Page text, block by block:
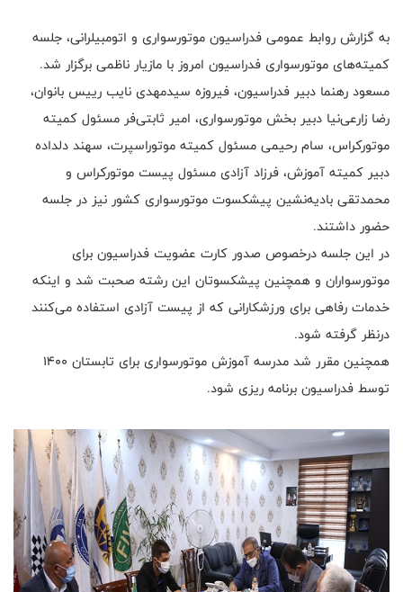
به گزارش روابط عمومی فدراسیون موتورسواری و اتومبیلرانی، جلسه
کمیته‌های موتورسواری فدراسیون امروز با مازیار ناظمی برگزار شد.
مسعود رهنما دبیر فدراسیون، فیروزه سیدمهدی نایب رییس بانوان،
رضا زارعی‌نیا دبیر بخش موتورسواری، امیر ثابتی‌فر مسئول کمیته
موتورکراس، سام رحیمی مسئول کمیته موتوراسپرت، سهند دلداده
دبیر کمیته آموزش، فرزاد آزادی مسئول پیست موتورکراس و
محمدتقی بادیه‌نشین پیشکسوت موتورسواری کشور نیز در جلسه
حضور داشتند.
در این جلسه درخصوص صدور کارت عضویت فدراسیون برای
موتورسواران و همچنین پیشکسوتان این رشته صحبت شد و اینکه
خدمات رفاهی برای ورزشکارانی که از پیست آزادی استفاده می‌کنند
درنظر گرفته شود.
همچنین مقرر شد مدرسه آموزش موتورسواری برای تابستان ۱۴۰۰
توسط فدراسیون برنامه ریزی شود.